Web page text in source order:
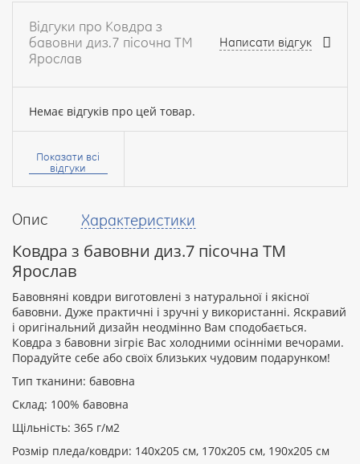
Опис Характеристики
Ковдра з бавовни диз.7 пісочна ТМ
Ярослав
Бавовняні ковдри виготовлені з натуральної і якісної
бавовни. Дуже практичні і зручні у використанні. Яскравий
і оригінальний дизайн неодмінно Вам сподобається.
Ковдра з бавовни зігріє Вас холодними осінніми вечорами.
Порадуйте себе або своїх близьких чудовим подарунком!
Тип тканини: бавовна
Склад: 100% бавовна
Щільність: 365 г/м2
Розмір пледа/ковдри: 140х205 см, 170х205 см, 190х205 см
Відгуки про Ковдра з
бавовни диз.7 пісочна ТМ
Ярослав
Написати відгук
Немає відгуків про цей товар.
Ваше
Ваш
Рейтинг:
ПРОДОВЖИТИ
Показати всі
відгуки